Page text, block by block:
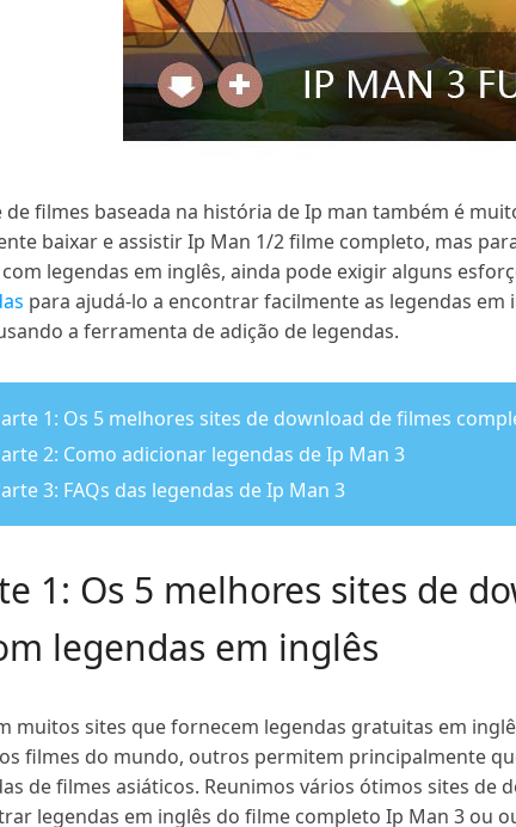
de filmes baseada na história de Ip man também é
baixar e assistir Ip Man 1/2 filme completo, mas
legendas em inglês, ainda pode exigir alguns
para ajudá-lo a encontrar facilmente as legendas
a ferramenta de adição de legendas.
1: Os 5 melhores sites de download de filmes
2: Como adicionar legendas de Ip Man 3
3: FAQs das legendas de Ip Man 3
1: Os 5 melhores sites de
legendas em inglês
muitos sites que fornecem legendas gratuitas em
filmes do mundo, outros permitem principalmente
de filmes asiáticos. Reunimos vários ótimos sites
legendas em inglês do filme completo Ip Man 3 ou